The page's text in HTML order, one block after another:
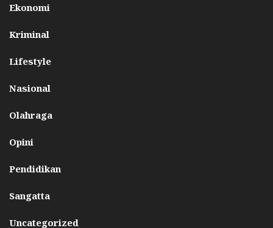
Ekonomi
Kriminal
Lifestyle
Nasional
Olahraga
Opini
Pendidikan
Sangatta
Uncategorized